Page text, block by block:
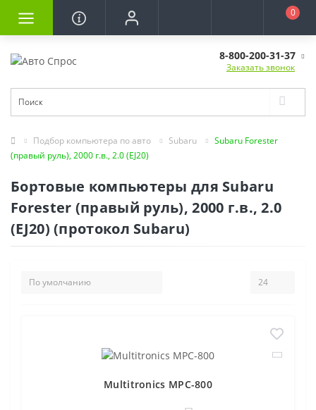
0
8-800-200-31-37
Заказать звонок
Подбор компьютера по авто Subaru
Subaru Forester
(правый руль), 2000 г.в., 2.0 (EJ20)
Бортовые компьютеры для Subaru
Forester (правый руль), 2000 г.в., 2.0
(EJ20) (протокол Subaru)
Multitronics MPC-800